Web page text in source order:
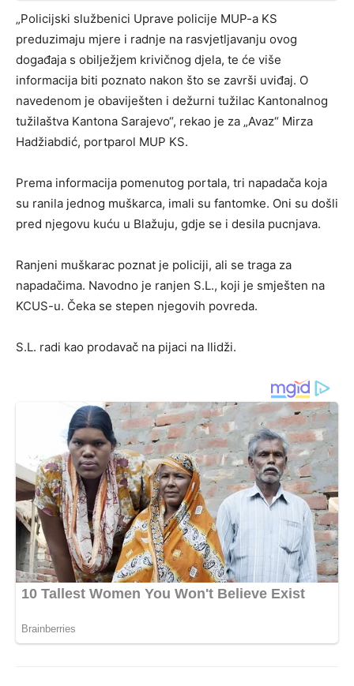
„Policijski službenici Uprave policije MUP-a KS
preduzimaju mjere i radnje na rasvjetljavanju ovog
događaja s obilježjem krivičnog djela, te će više
informacija biti poznato nakon što se završi uviđaj. O
navedenom je obaviješten i dežurni tužilac Kantonalnog
tužilaštva Kantona Sarajevo“, rekao je za „Avaz“ Mirza
Hadžiabdić, portparol MUP KS.
Prema informacija pomenutog portala, tri napadača koja
su ranila jednog muškarca, imali su fantomke. Oni su došli
pred njegovu kuću u Blažuju, gdje se i desila pucnjava.
Ranjeni muškarac poznat je policiji, ali se traga za
napadačima. Navodno je ranjen S.L., koji je smješten na
KCUS-u. Čeka se stepen njegovih povreda.
S.L. radi kao prodavač na pijaci na Ilidži.